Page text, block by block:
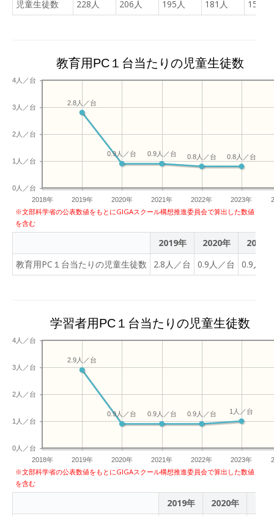
お休みの家庭へ配信してい
く予定です。よろしくお願
す。今後の街づくりに役立
児童生徒数
228人 206人 195人 181人 158人
教育用PC１台当たりの児童生徒数
2018年 2019年 2020年 2021年 2022年 2023年
0人／台
1人／台
2人／台
3人／台
4人／台
0.8人／台
0.8人／台
0.9人／台
0.9人／台
2.8人／台
※文部科学省の公表数値をもとにGIGAスクール構想推進委員会で算出した数値
を含む
2019年 2020年
2021年
教育用PC１台当たりの児童生徒数
2.8人／台 0.9人／台 0.9人／
学習者用PC１台当たりの児童生徒数
2018年 2019年 2020年 2021年 2022年 2023年
0人／台
1人／台
2人／台
3人／台
4人／台
1人／台
0.9人／台
0.9人／台
0.9人／台
2.9人／台
※文部科学省の公表数値をもとにGIGAスクール構想推進委員会で算出した数値
を含む
2019年 2020年